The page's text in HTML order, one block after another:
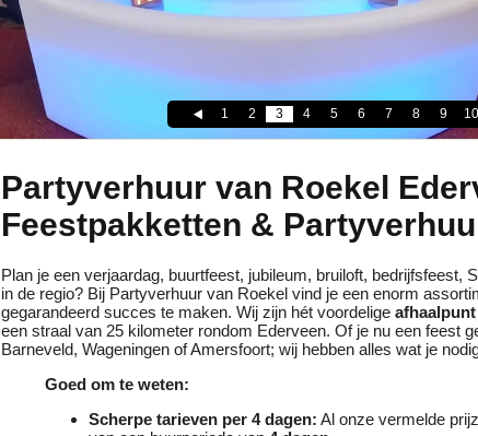
1 2 3 4 5 6 7 8 9 10
Partyverhuur van Roekel
Feestpakketten &
Plan je een verjaardag, buurtfeest, jubileum, bruiloft, bedrijfsfeest,
in de regio? Bij Partyverhuur van Roekel vind je een enorm
gegarandeerd succes te maken. Wij zijn hét voordelige afhaalpunt
een straal van 25 kilometer rondom Ederveen. Of je nu een feest
Barneveld, Wageningen of Amersfoort; wij hebben alles wat je
Goed om te weten:
Scherpe tarieven per 4 dagen: Al onze vermelde